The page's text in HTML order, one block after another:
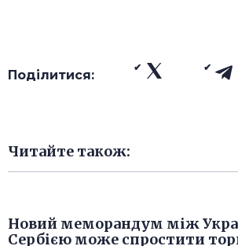
Поділитися:
Читайте також:
Новий меморандум між
Сербією може спростити